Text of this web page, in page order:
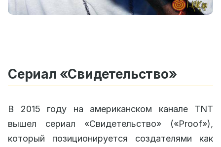
Сериал «Свидетельство»
В 2015 году на американском канале TNT
вышел сериал «Свидетельство» («Proof»),
который позиционируется создателями как